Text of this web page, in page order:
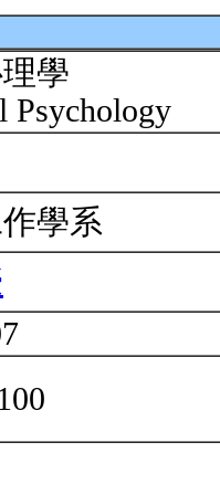
學
Psychology
學系